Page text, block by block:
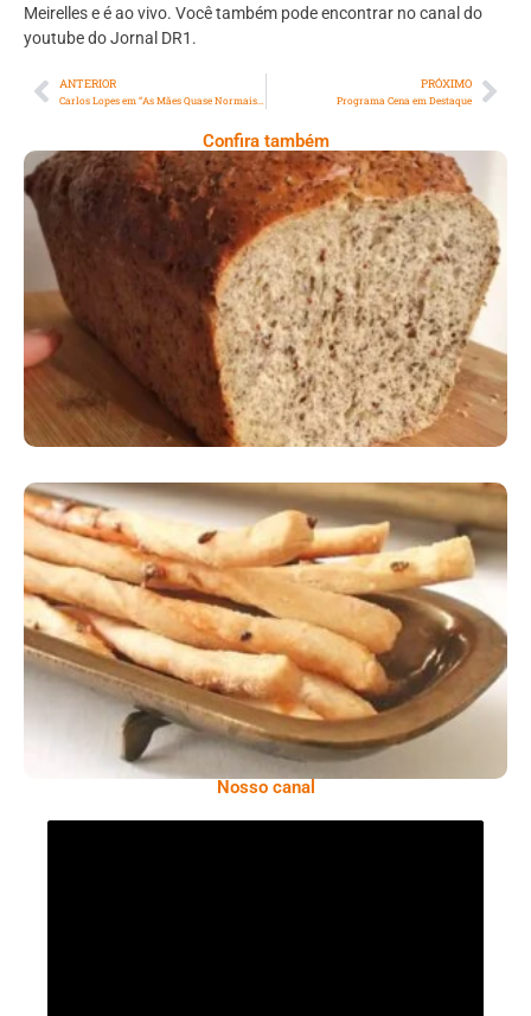
Meirelles e é ao vivo. Você também pode encontrar no canal do
youtube do Jornal DR1.
ANTERIOR
Carlos Lopes em “As Mães Quase Normais o Filme”
PRÓXIMO
Programa Cena em Destaque
Confira também
Comer Bem: Pão Low Carb
Comer Bem: Palitinhos De Cebola E Salsa
Nosso canal